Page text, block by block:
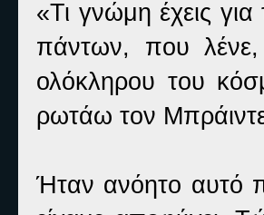
«Τι γνώμη έχεις
πάντων, που λένε,
ολόκληρου του
ρωτάω τον
Ήταν ανόητο αυτό